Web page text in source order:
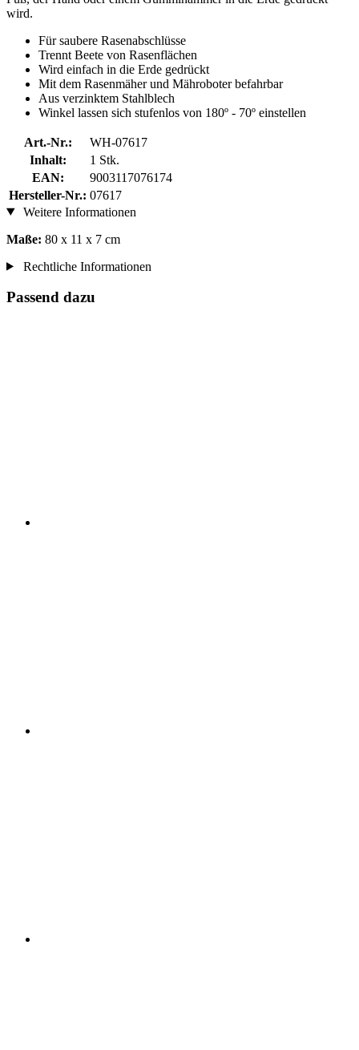
wird.
Für saubere Rasenabschlüsse
Trennt Beete von Rasenflächen
Wird einfach in die Erde gedrückt
Mit dem Rasenmäher und Mähroboter befahrbar
Aus verzinktem Stahlblech
Winkel lassen sich stufenlos von 180º - 70º einstellen
Art.-Nr.:
WH-07617
Inhalt:
1 Stk.
EAN:
9003117076174
Hersteller-Nr.: 07617
Weitere Informationen
Maße: 80 x 11 x 7 cm
Rechtliche Informationen
Passend dazu